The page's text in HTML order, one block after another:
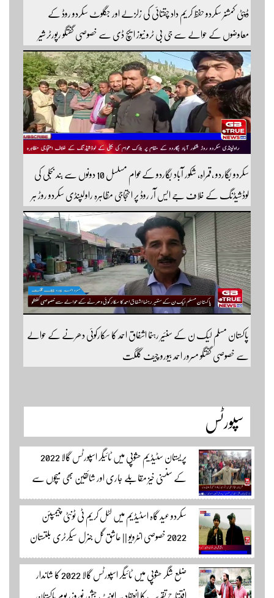
ڈپٹی کمشنر سکردو حفظ کریم داد چقتائی کی زلزلے اور جگلوٹ سکردو روڈ کے
معاوضوں کے حوالے سے جی بی ٹرو نیوز ایچ ڈی سے خصوصی گفتگو رپورٹر شیر
افضل روندو
سکردو بگاردو ،قمراہ، شکور آباد بگاردو کےعوام مسلسل 10 دونوں سے بند بجلی کی
لوڈشیڈنگ کے خلاف جے ایس آر روڈ پر احتجاجی مظاہرہ راولپنڈی سکردو روڑ ہر
قسم کی ٹریفک کے لئے بند۔۔ مزید اپڈیٹس کے لیے ہمارے یوٹیوب چینل کو
سبسکرائب کریں
پاکستان مسلم لیک ن کے سنئیر رہنما اشفاق احمد کا سکارکوئی دھرنے کے حوالے
سے خصوصی گفتگو مسرور احمد بیورو چیف گلگت
سپورٹس
پریستان سٹیڈیم حشوپی میں ٹائیگر اسپورٹس گالا 2022
کے سنسنی خیز مقابلے جاری اور شائقین بھی میچوں سے
لطف اندوز ہو رہے ہیں۔ سجاد حسین نمائندہ شگر مکمل
وڈیوز دیکھنے لئے لئے لنک پر کلک کریں۔
سکردو عید گاہ اسٹیڈیم میں لٹل کریم ٹی ٹونٹی چیمپئن
2022 خصوصی انٹرویو || عاشق گل جنرل سیکرٹری بلتستان
کرکٹ ایسوسیشن کیمرہ مین یاور کمال کے ساتھ الطاف احمد
اسپورٹس ایڈیٹر سکردو مزید اپڈیٹس کے لئے ہمارے
ضلع شگر حشوپی میں ٹائیگر اسپورٹس گالا 2022 کا شاندار